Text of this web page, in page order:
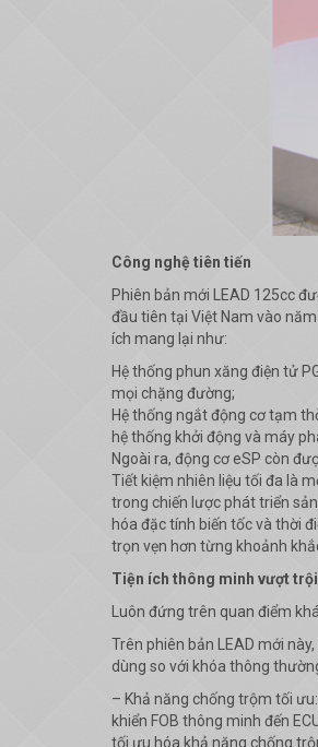
Công nghệ tiên tiến
Phiên bản mới LEAD 125cc
đầu tiên tại Việt Nam vào
ích mang lại như:
Hệ thống phun xăng điện tử
mọi chặng đường;
Hệ thống ngắt động cơ tạm
hệ thống khởi động và máy
Ngoài ra, động cơ eSP còn
Tiết kiệm nhiên liệu tối đa là
trong chiến lược phát triển
hóa đặc tính biến tốc và thời
trọn vẹn hơn từng khoảnh
Tiện ích thông minh vượt trội
Luôn đứng trên quan điểm
Trên phiên bản LEAD mới
dùng so với khóa thông
– Khả năng chống trộm tối
khiển FOB thông minh đến
tối ưu hóa khả năng chống